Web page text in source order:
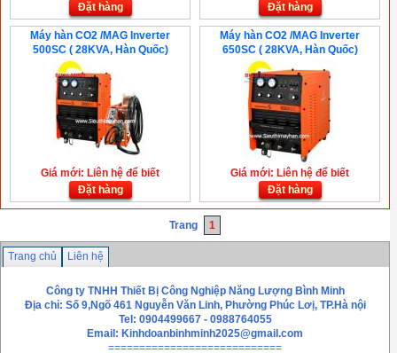
Đặt hàng
Đặt hàng
Máy hàn CO2 /MAG Inverter
500SC ( 28KVA, Hàn Quốc)
Giá mới: Liên hệ để biết
Đặt hàng
Máy hàn CO2 /MAG Inverter
650SC ( 28KVA, Hàn Quốc)
Giá mới: Liên hệ để biết
Đặt hàng
Trang 1
Trang chủ Liên hệ
Công ty TNHH Thiết Bị Công Nghiệp Năng Lượng Bình Minh
Địa chỉ: Số 9,Ngõ 461 Nguyễn Văn Linh, Phường Phúc Lơị, TP.Hà nội
Tel: 0904499667 - 0988764055
Email: Kinhdoanbinhminh2025@gmail.com
============================